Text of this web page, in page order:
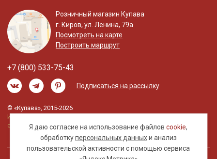
Я даю согласие на использование файловcookie,
обработкуперсональных данныхи анализ
пользовательской активности с помощью сервиса
Розничный магазин Купава
г. Киров, ул. Ленина, 79а
Посмотреть на карте
Построить маршрут
+7 (800) 533-75-43
Подписаться на рассылку
© «Купава», 2015-2026
Информация на сайте не является публичной
офертой.